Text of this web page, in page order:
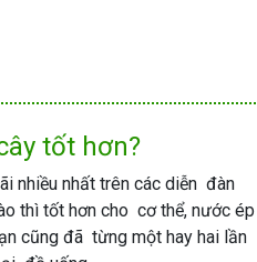
tốt hơn?
nhiều nhất trên các diễn đàn
thì tốt hơn cho cơ thể, nước ép
cũng đã từng một hay hai lần